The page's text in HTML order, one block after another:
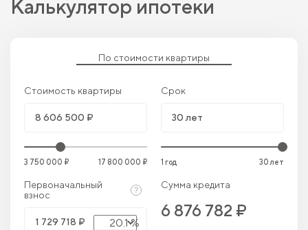
Калькулятор ипотеки
По стоимости квартиры
Стоимость квартиры
3 750 000 ₽ 17 800 000 ₽
Срок
1 год 30 лет
Первоначальный
взнос
20.1 %
Сумма кредита
6 876 782 ₽